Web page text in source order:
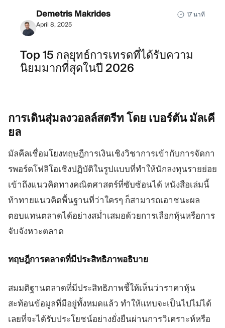
Demetris Makrides
April 8, 2025
17 นาที
Top 15 กลยุทธ์การเทรดที่ได้รับความ
นิยมมากที่สุดในปี 2026
การเดินสุ่มลงวอลล์สตรีท โดย เบอร์ตันมัลเคี
ยล
มัลคีลเชื่อมโยงทฤษฎีการเงินเชิงวิชาการเข้ากับการจัดกา
รพอร์ตโฟลิโอเชิงปฏิบัติในรูปแบบที่ทำให้นักลงทุนรายย่อย
เข้าถึงแนวคิดทางคณิตศาสตร์ที่ซับซ้อนได้ หนังสือเล่มนี้
ท้าทายแนวคิดพื้นฐานที่ว่าใครๆ ก็สามารถเอาชนะผล
ตอบแทนตลาดได้อย่างสม่ำเสมอด้วยการเลือกหุ้นหรือการ
จับจังหวะตลาด
ทฤษฎีการตลาดที่มีประสิทธิภาพอธิบาย
สมมติฐานตลาดที่มีประสิทธิภาพชี้ให้เห็นว่าราคาหุ้น
สะท้อนข้อมูลที่มีอยู่ทั้งหมดแล้ว ทำให้แทบจะเป็นไปไม่ได้
เลยที่จะได้รับประโยชน์อย่างยั่งยืนผ่านการวิเคราะห์หรือ